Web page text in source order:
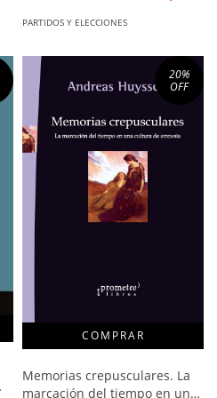
PARTIDOS Y ELECCIONES
20%
OFF
Memorias crepusculares. La
marcación del tiempo en una